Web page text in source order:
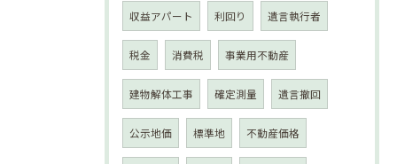
収益アパート 利回り 遺言執行者
税金 消費税 事業用不動産
建物解体工事 確定測量 遺言撤回
公示地価 標準地 不動産価格